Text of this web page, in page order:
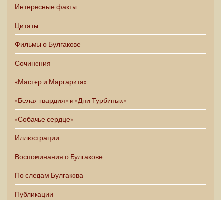
Интересные факты
Цитаты
Фильмы о Булгакове
Сочинения
«Мастер и Маргарита»
«Белая гвардия» и «Дни Турбиных»
«Собачье сердце»
Иллюстрации
Воспоминания о Булгакове
По следам Булгакова
Публикации